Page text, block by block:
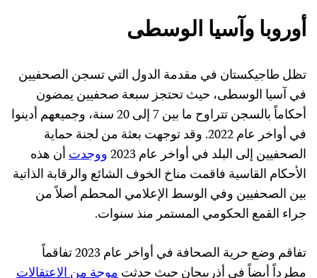
أوروبا وآسيا الوسطى
تظل طاجيكستان في مقدمة الدول التي تسجن الصحفيين
في آسيا الوسطى، حيث تحتجز سبعة صحفيين يمضون
أحكاماً بالسجن تتراوح ما بين 7 إلى 20 سنة، وجميعهم أدينوا
في أواخر عام 2022. وقد توجهت بعثة من لجنة حماية
الصحفيين إلى البلد في أواخر عام 2023
ووجدتأن هذه
الأحكام القاسية فاقمت مناخ الخوف الشائع والرقابة الذاتية
بين الصحفيين وفي الوسط الإعلامي المحطم أصلاً من
جراء القمع الحكومي المستمر منذ سنوات.
تفاقم وضع حرية الصحافة في أواخر عام 2023 تفاقماً